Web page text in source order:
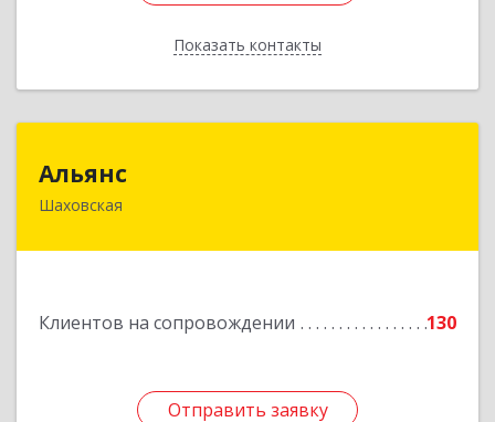
Показать контакты
Назад
Альянс
Шаховская
Клиентов на сопровождении 130
Отправить заявку
143700, Московская обл, Шаховской р-н,
Отправить заявку